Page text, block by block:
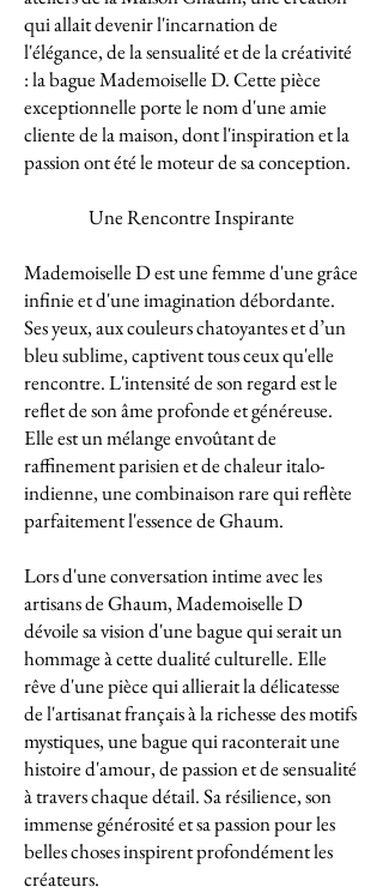
qui allait devenir l'incarnation de
l'élégance, de la sensualité et de la créativité
: la bague Mademoiselle D. Cette pièce
exceptionnelle porte le nom d'une amie
cliente de la maison, dont l'inspiration et la
passion ont été le moteur de sa conception.
Une Rencontre Inspirante
Mademoiselle D est une femme d'une grâce
infinie et d'une imagination débordante.
Ses yeux, aux couleurs chatoyantes et d’un
bleu sublime, captivent tous ceux qu'elle
rencontre. L'intensité de son regard est le
reflet de son âme profonde et généreuse.
Elle est un mélange envoûtant de
raffinement parisien et de chaleur italo-
indienne, une combinaison rare qui reflète
parfaitement l'essence de Ghaum.
Lors d'une conversation intime avec les
artisans de Ghaum, Mademoiselle D
dévoile sa vision d'une bague qui serait un
hommage à cette dualité culturelle. Elle
rêve d'une pièce qui allierait la délicatesse
de l'artisanat français à la richesse des motifs
mystiques, une bague qui raconterait une
histoire d'amour, de passion et de sensualité
à travers chaque détail. Sa résilience, son
immense générosité et sa passion pour les
belles choses inspirent profondément les
créateurs.